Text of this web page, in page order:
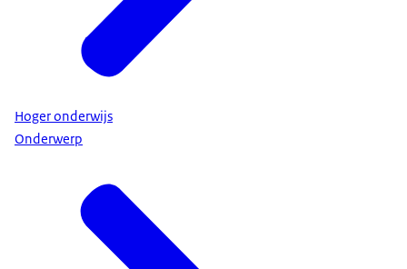
Hoger onderwijs
Onderwerp